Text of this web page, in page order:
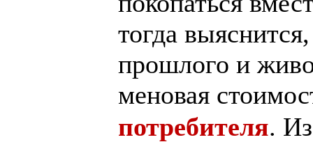
тогда
прошлого и
меновая
потребителя.